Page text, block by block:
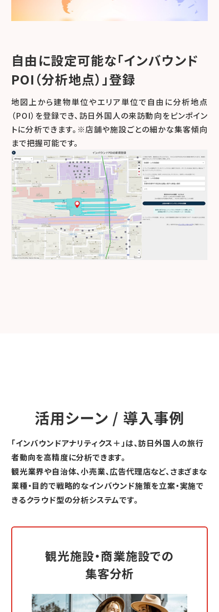
自由に設定可能な「インバウンド
POI（分析地点）」登録
地図上から建物単位やエリア単位で自由に分析地点
（POI）を登録でき、訪日外国人の来訪動向をピンポイン
トに分析できます。※店舗や施設ごとの細かな集客傾向
まで把握可能です。
活用シーン / 導入事例
「インバウンドアナリティクス＋」は、訪日外国人の旅行
者動向を高精度に分析できます。
観光業界や自治体、小売業、広告代理店など、さまざまな
業種・目的で戦略的なインバウンド施策を立案・実施で
きるクラウド型の分析システムです。
観光施設・商業施設での
集客分析